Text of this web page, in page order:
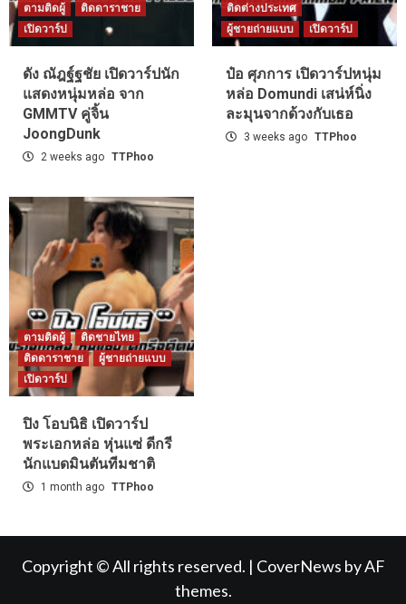
ตามติดผู้
ติดดาราชาย
เปิดวาร์ป
ดัง ณัฎฐ์ฐชัย เปิดวาร์ปนัก
แสดงหนุ่มหล่อ จาก
GMMTV คู่จิ้น
JoongDunk
2 weeks ago TTPhoo
ติดต่างประเทศ
ผู้ชายถ่ายแบบ
เปิดวาร์ป
ป๋อ ศุภการ เปิดวาร์ปหนุ่ม
หล่อ Domundi เสน่ห์นิ่ง
ละมุนจากด้วงกับเธอ
3 weeks ago TTPhoo
ตามติดผู้
ติดชายไทย
ติดดาราชาย
ผู้ชายถ่ายแบบ
เปิดวาร์ป
ปิง โอบนิธิ เปิดวาร์ป
พระเอกหล่อ หุ่นแซ่ ดีกรี
นักแบดมินตันทีมชาติ
1 month ago TTPhoo
Copyright © All rights reserved. | CoverNews by AF
themes.